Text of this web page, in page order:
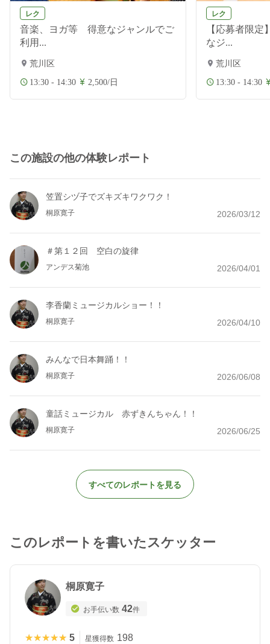
レク
音楽、ヨガ等 得意なジャンルでご
利用...
荒川区
13:30 - 14:30 2,500/日
レク
【応募者限
なジ...
荒川区
13:30 - 14:30
この施設の他の体験レポート
笠置シヅ子でズキズキワクワク！
桐原寛子 2026/03/12
＃第１２回 空白の旋律
アンデス菊池 2026/04/01
李香蘭ミュージカルショー！！
桐原寛子 2026/04/10
みんなで日本舞踊！！
桐原寛子 2026/06/08
童話ミュージカル 赤ずきんちゃん！！
桐原寛子 2026/06/25
すべてのレポートを見る
このレポートを書いたスケッター
桐原寛子
お手伝い数 42件
★★★★★
★★★★★ 5 星獲得数 198